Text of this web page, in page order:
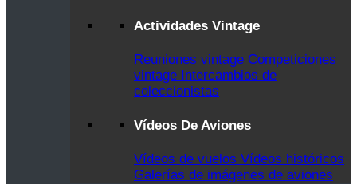
Actividades Vintage
Reuniones vintage Competiciones
vintage Intercambios de
coleccionistas
Vídeos De Aviones
Vídeos de vuelos Vídeos históricos
Galerías de imágenes de aviones